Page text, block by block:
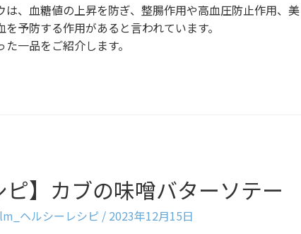
は、血糖値の上昇を防ぎ、整腸作用や高血圧防止作用、美
予防する作用があると言われています。
一品をご紹介します。
ピ】カブの味噌バターソテー
ヘルシーレシピ / 2023年12月15日